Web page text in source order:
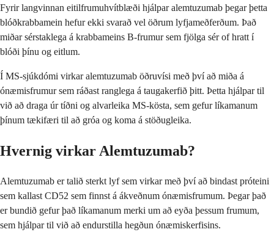
Fyrir langvinnan eitilfrumuhvítblæði hjálpar alemtuzumab þegar þetta
blóðkrabbamein hefur ekki svarað vel öðrum lyfjameðferðum. Það
miðar sérstaklega á krabbameins B-frumur sem fjölga sér of hratt í
blóði þínu og eitlum.
Í MS-sjúkdómi virkar alemtuzumab öðruvísi með því að miða á
ónæmisfrumur sem ráðast ranglega á taugakerfið þitt. Þetta hjálpar til
við að draga úr tíðni og alvarleika MS-kösta, sem gefur líkamanum
þínum tækifæri til að gróa og koma á stöðugleika.
Hvernig virkar Alemtuzumab?
Alemtuzumab er talið sterkt lyf sem virkar með því að bindast próteini
sem kallast CD52 sem finnst á ákveðnum ónæmisfrumum. Þegar það
er bundið gefur það líkamanum merki um að eyða þessum frumum,
sem hjálpar til við að endurstilla hegðun ónæmiskerfisins.